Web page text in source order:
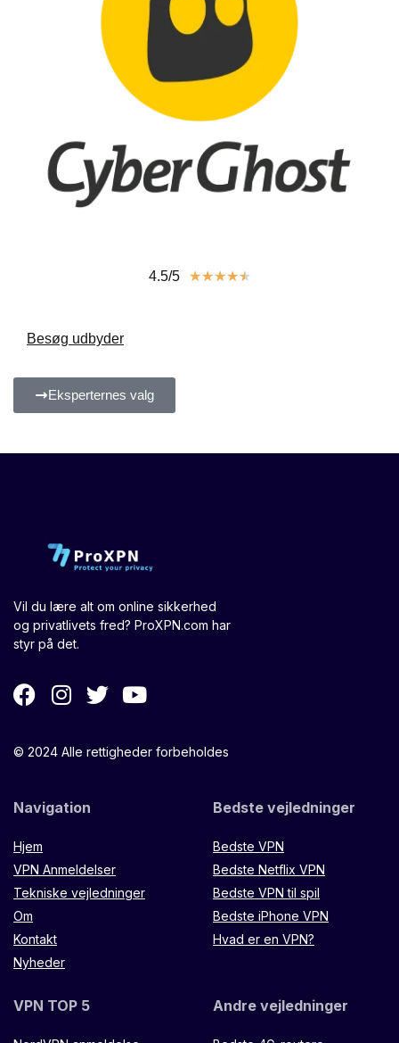
4.5/5 ★★★★★
Besøg udbyder
Eksperternes valg
Vil du lære alt om online sikkerhed
og privatlivets fred? ProXPN.com har
styr på det.
© 2024 Alle rettigheder forbeholdes
Navigation
Hjem
VPN Anmeldelser
Tekniske vejledninger
Om
Kontakt
Nyheder
Bedste vejledninger
Bedste VPN
Bedste Netflix VPN
Bedste VPN til spil
Bedste iPhone VPN
Hvad er en VPN?
VPN TOP 5 Andre vejledninger